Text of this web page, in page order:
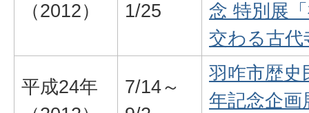
（2012）
1/25
念 特別展
交わる古
平成24年
7/14～
羽咋市歴史
年記念企